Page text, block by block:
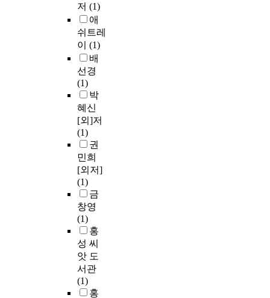
저 (1)
애
쉬트레
이 (1)
배
선경
(1)
박
혜신
[외]저
(1)
권
민희
[외저]
(1)
금
창영
(1)
홍
성 씨
앗 도
서관
(1)
홍